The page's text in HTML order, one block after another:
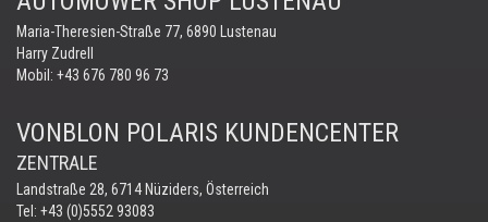
Maria-Theresien-Straße 77, 6890 Lustenau
Harry Zudrell
Mobil: +43 676 780 96 73
VONBLON POLARIS KUNDENCENTER
ZENTRALE
Landstraße 28, 6714 Nüziders, Österreich
Tel: +43 (0)5552 93083